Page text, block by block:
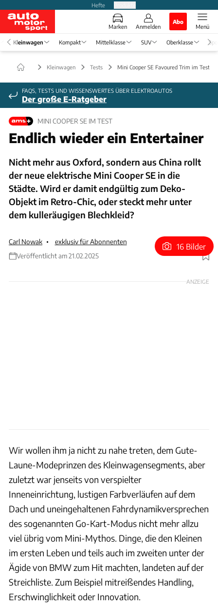
Hefte
Marken Anmelden
Abo
Menü
Kleinwagen Kompakt Mittelklasse SUV Oberklasse
Kleinwagen Tests Mini Cooper SE Favoured Trim im Test
FAQS, TESTS UND WISSENSWERTES ÜBER ELEKTROAUTOS
Der große E-Ratgeber
MINI COOPER SE IM TEST
Endlich wieder ein Entertainer
Nicht mehr aus Oxford, sondern aus China rollt
der neue elektrische Mini Cooper SE in die
Städte. Wird er damit endgültig zum Deko-
Objekt im Retro-Chic, oder steckt mehr unter
dem kulleräugigen Blechkleid?
Carl Nowak
exklusiv für Abonnenten
Veröffentlicht am 21.02.2025
Foto: Hans-Dieter Seufert
16 Bilder
ANZEIGE
Wir wollen ihm ja nicht zu nahe treten, dem Gute-
Laune-Modeprinzen des Kleinwagensegments, aber
zuletzt war jenseits von verspielter
Inneneinrichtung, lustigen Farbverläufen auf dem
Dach und uneingehaltenen Fahrdynamikversprechen
des sogenannten Go-Kart-Modus nicht mehr allzu
viel übrig vom Mini-Mythos. Dinge, die den Kleinen
im ersten Leben und teils auch im zweiten unter der
Ägide von BMW zum Hit machten, landeten auf der
Streichliste. Zum Beispiel mitreißendes Handling,
Erschwinglichkeit oder Innovation.